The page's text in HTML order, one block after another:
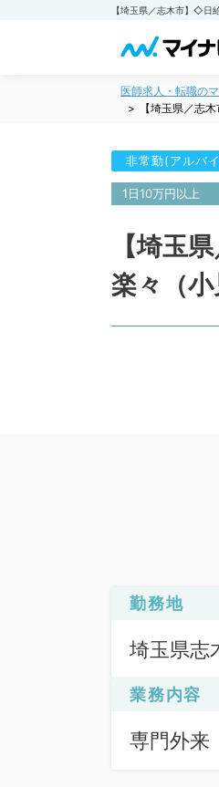
医師求人・転職の
【埼玉県／志
非常勤(アルバ
1日10万円以上
【埼玉
楽々（小
勤務地
埼玉県志
業務内容
専門外来